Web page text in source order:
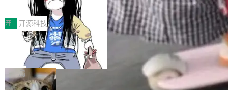
得住、用得稳、省得下、更安全！ 一、从现在开
始，Token使用一目...
q2Seq 和 DocAI 的共同发明人）以及 Oriol Vin
yals（Gemini 联合负责人，AlphaSta...
中文驱动的数字员工，自主理解需求、规划步
骤、编写代码。不挑模型、不挑平台，curl 一行
装完即用。 开源地址：Gitee · GitCode · GitHu
b 安装 支持 Java 8+（8~26）、macOS / Linu
x / Windows / Harmony PC。 # macOS / Linu
x / Harmony PC curl -fsSL https://solon.noea
r.org/solon...
价值潜能：华为云码道（CodeArts）
代码仓技术解析
一、代码仓深度理解技术的作用与价值 在软件工
程实践中，代码仓是企业核心知识资产的主要载
体。企业级代码仓库通常包含数十万乃至数百万
个文件，其规模远超单次模型调用可承载的上下
文窗口。随着项目规模的持续扩张与代码历史的
不断累积，代码仓中的模块关系、接口契约、业
务逻辑等关键信息往往分散于数十乃至数百个文
开 开源科技
一条“删库”命令跑 17 小时，算法工程
师删光 89TB 数据只为干私活
最高人民检察院8月4日公布了一起案件：北京一
名90后算法工程师王某，为了给自己接的私活腾
服务器空间，删光了公司AI游戏部门的全部核心
局